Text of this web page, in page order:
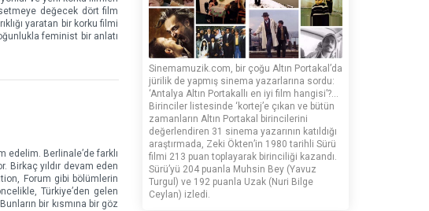
değecek dört film
yaratan bir korku filmi
feminist bir anlatı
edelim. Berlinale’de farklı
Birkaç yıldır devam eden
Forum gibi bölümlerin
Türkiye’den gelen
bir kısmına bir göz
Sinemamuzik.com, bir çoğu Altın Portakal’da
jürilik de yapmış sinema yazarlarına sordu:
‘Antalya Altın Portakallı en iyi film hangisi’?...
Birinciler listesinde ‘kortej’e çıkan ve bütün
zamanların Altın Portakal birincilerini
değerlendiren 31 sinema yazarının katıldığı
araştırmada, Zeki Ökten’in 1980 tarihli Sürü
filmi 213 puan toplayarak birinciliği kazandı.
Sürü’yü 204 puanla Muhsin Bey (Yavuz
Turgul) ve 192 puanla Uzak (Nuri Bilge
Ceylan) izledi.